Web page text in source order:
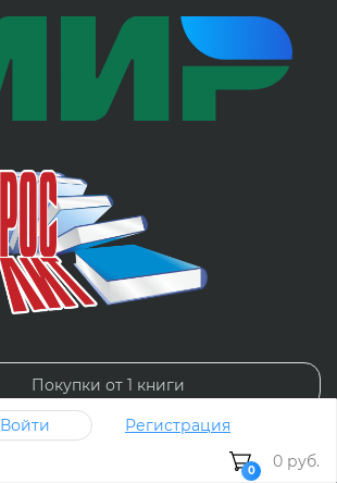
Покупки от 1 книги
Юридическим лицам
Войти Регистрация
0 0 руб.